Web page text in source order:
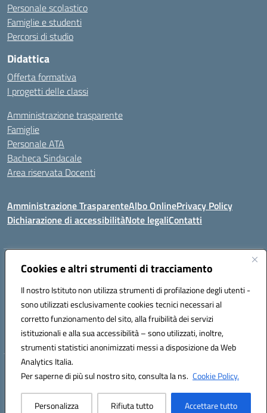
Cookies e altri strumenti di tracciamento
Il nostro Istituto non utilizza strumenti di profilazione degli utenti -
sono utilizzati esclusivamente cookies tecnici necessari al
corretto funzionamento del sito, alla fruibilità dei servizi
istituzionali e alla sua accessibilità – sono utilizzati, inoltre,
strumenti statistici anonimizzati messi a disposizione da Web
Analytics Italia.
Per saperne di più sul nostro sito, consulta la ns. Cookie Policy.
Personalizza Rifiuta tutto Accettare tutto
Personale scolastico
Famiglie e studenti
Percorsi di studio
Didattica
Offerta formativa
I progetti delle classi
Amministrazione trasparente
Famiglie
Personale ATA
Bacheca Sindacale
Area riservata Docenti
Amministrazione TrasparenteAlbo OnlinePrivacy Policy
Dichiarazione di accessibilitàNote legaliContatti
Indirizzo:C/da Santa Maria, s.n.c. – 91013 Calatafimi Segesta (TP)
Posta elettronica certificata (PEC):TPIC81300B@pec.istruzione.it
Codice fiscale: 80004430817
Codice meccanografico: TPIC81300B
Hosting & Powered by 3D Solution S.r.l.
Concept & Design by Designers Italia